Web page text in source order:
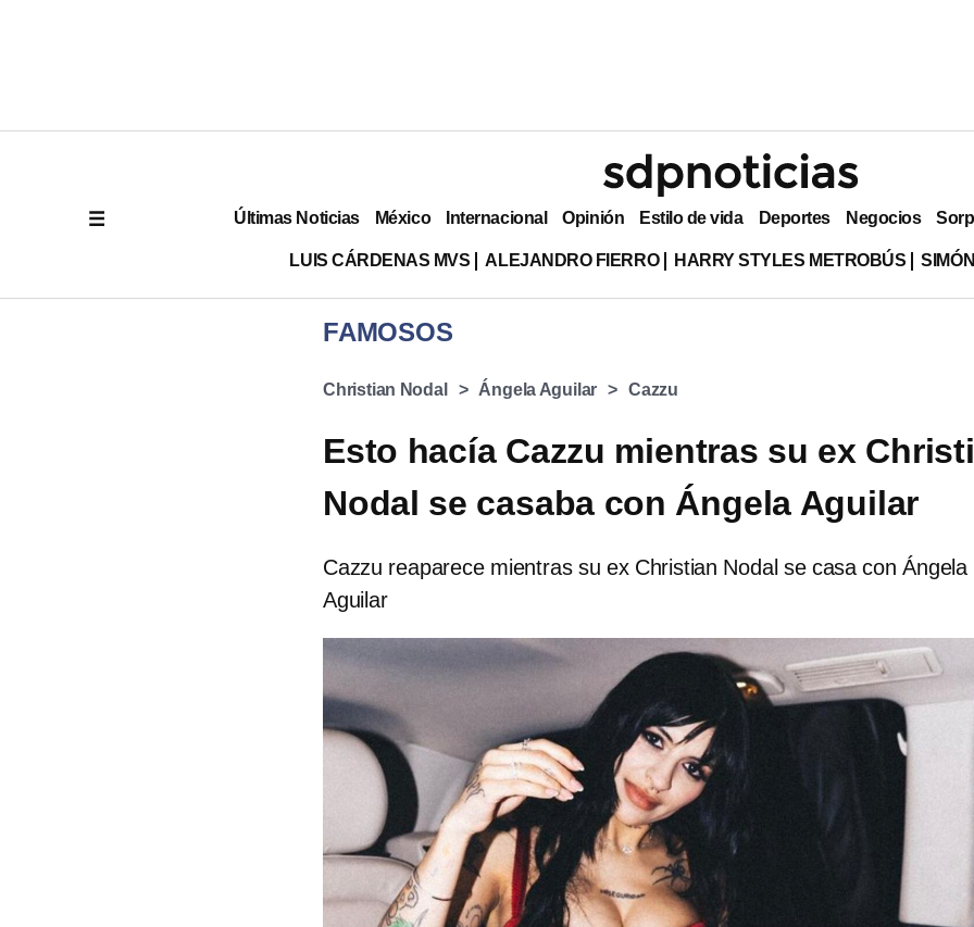
Últimas Noticias México Internacional Opinión Estilo de vida Deportes Negocios
LUIS CÁRDENAS MVS ALEJANDRO FIERRO HARRY STYLES METROBÚS
FAMOSOS
Christian Nodal Ángela Aguilar Cazzu
Esto hacía Cazzu mientras su ex
Nodal se casaba con Ángela Aguilar
Cazzu reaparece mientras su ex Christian Nodal se casa con Ángela
Aguilar